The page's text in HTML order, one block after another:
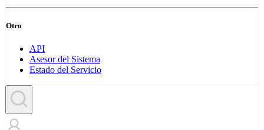
Otro
API
Asesor del Sistema
Estado del Servicio